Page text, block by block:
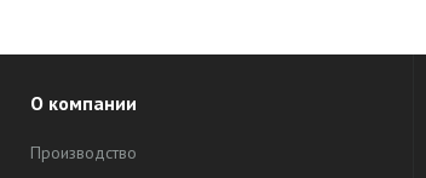
О компании
Производство